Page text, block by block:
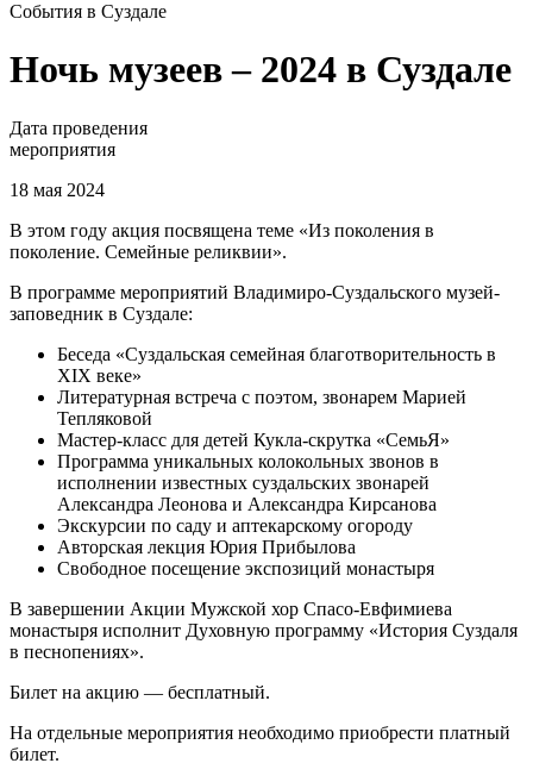
События в Суздале
Ночь музеев – 2024 в Суздале
Дата проведения
мероприятия
18 мая 2024
В этом году акция посвящена теме «Из поколения в
поколение. Семейные реликвии».
В программе мероприятий Владимиро-Суздальского музей-
заповедник в Суздале:
Беседа «Суздальская семейная благотворительность в
XIX веке»
Литературная встреча с поэтом, звонарем Марией
Тепляковой
Мастер-класс для детей Кукла-скрутка «СемьЯ»
Программа уникальных колокольных звонов в
исполнении известных суздальских звонарей
Александра Леонова и Александра Кирсанова
Экскурсии по саду и аптекарскому огороду
Авторская лекция Юрия Прибылова
Свободное посещение экспозиций монастыря
В завершении Акции Мужской хор Спасо-Евфимиева
монастыря исполнит Духовную программу «История Суздаля
в песнопениях».
Билет на акцию — бесплатный.
На отдельные мероприятия необходимо приобрести платный
билет.